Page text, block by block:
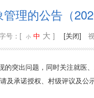
理的公告（
号：[ 小 中 大 ] [关闭]
突出问题，同时关注就医
承诺授权、村级评议及